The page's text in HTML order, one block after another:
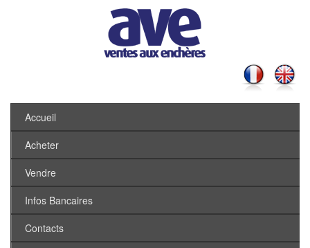
Accueil
Acheter
Vendre
Infos Bancaires
Contacts